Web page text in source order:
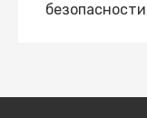
безопасности